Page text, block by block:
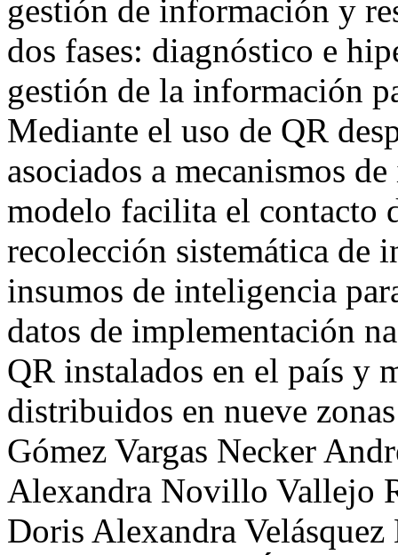
gestión de información y
dos fases: diagnóstico e
gestión de la información
Mediante el uso de QR
asociados a mecanismos
modelo facilita el contacto
recolección sistemática de
insumos de inteligencia
datos de implementación
QR instalados en el país y
distribuidos en nueve
Gómez Vargas Necker
Alexandra Novillo Vallejo
Doris Alexandra